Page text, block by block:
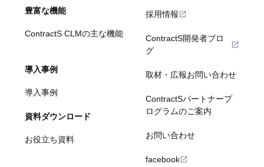
豊富な機能
ContractS CLMの主な機能
導入事例
導入事例
資料ダウンロード
お役立ち資料
採用情報
ContractS開発者ブロ
グ
取材・広報お問い合わせ
ContractSパートナープ
ログラムのご案内
お問い合わせ
facebook